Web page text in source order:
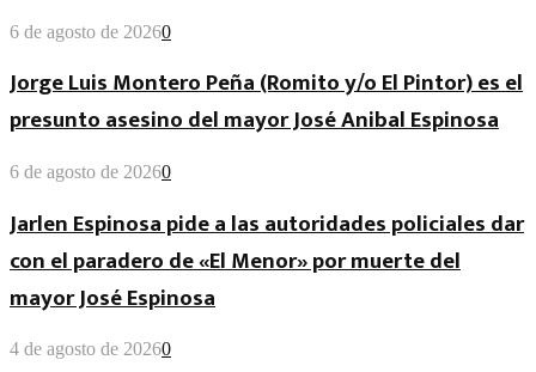
6 de agosto de 20260
Jorge Luis Montero Peña (Romito y/o El Pintor) es el
presunto asesino del mayor José Anibal Espinosa
6 de agosto de 20260
Jarlen Espinosa pide a las autoridades policiales dar
con el paradero de «El Menor» por muerte del
mayor José Espinosa
4 de agosto de 20260